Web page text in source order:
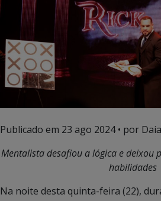
Publicado em 23 ago 2024• por
Mentalista desafiou a lógica e deixou
habilidades
Na noite desta quinta-feira (22),